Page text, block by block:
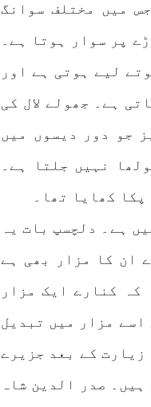
میں مختلف سوانگ
پر سوار ہوتا ہے۔
لیے ہوتی ہے اور
ہے۔ جھولے لال کی
جو دور دیسوں میں
نہیں جلتا ہے۔
کھایا تھا۔
ہے۔ دلچسپ بات یہ
ان کا مزار بھی ہے
کہ کنارے ایک مزار
اسے مزار میں تبدیل
کے بعد جزیرے
صدر الدین شاہ